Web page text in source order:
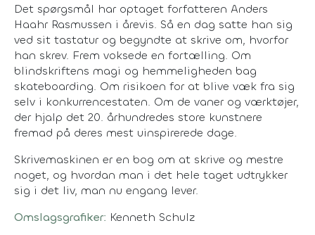
Det spørgsmål har optaget forfatteren Anders
Haahr Rasmussen i årevis. Så en dag satte han sig
ved sit tastatur og begyndte at skrive om, hvorfor
han skrev. Frem voksede en fortælling. Om
blindskriftens magi og hemmeligheden bag
skateboarding. Om risikoen for at blive væk fra sig
selv i konkurrencestaten. Om de vaner og værktøjer,
der hjalp det 20. århundredes store kunstnere
fremad på deres mest uinspirerede dage.
Skrivemaskinen er en bog om at skrive og mestre
noget, og hvordan man i det hele taget udtrykker
sig i det liv, man nu engang lever.
Omslagsgrafiker: Kenneth Schulz